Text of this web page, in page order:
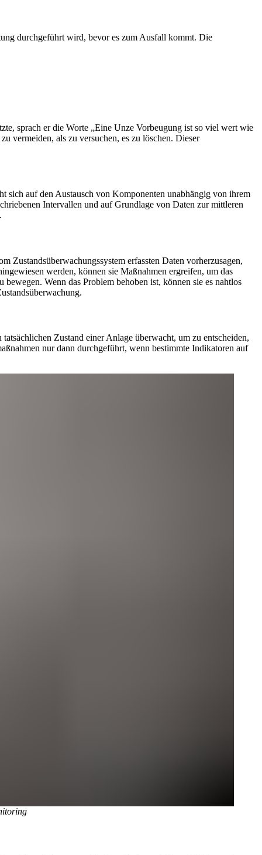
durchgeführt wird, bevor es zum Ausfall kommt. Die
sprach er die Worte „Eine Unze Vorbeugung ist so viel wert wie
vermeiden, als zu versuchen, es zu löschen. Dieser
sich auf den Austausch von Komponenten unabhängig von ihrem
Intervallen und auf Grundlage von Daten zur mittleren
Zustandsüberwachungssystem erfassten Daten vorherzusagen,
werden, können sie Maßnahmen ergreifen, um das
Wenn das Problem behoben ist, können sie es nahtlos
Zustand einer Anlage überwacht, um zu entscheiden,
nur dann durchgeführt, wenn bestimmte Indikatoren auf